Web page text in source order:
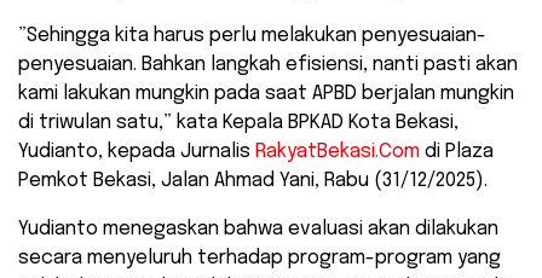
​”Sehingga kita harus perlu melakukan penyesuaian-
penyesuaian. Bahkan langkah efisiensi, nanti pasti akan
kami lakukan mungkin pada saat APBD berjalan mungkin
di triwulan satu,” kata Kepala BPKAD Kota Bekasi,
Yudianto, kepada Jurnalis RakyatBekasi.Com di Plaza
Pemkot Bekasi, Jalan Ahmad Yani, Rabu (31/12/2025).
​Yudianto menegaskan bahwa evaluasi akan dilakukan
secara menyeluruh terhadap program-program yang